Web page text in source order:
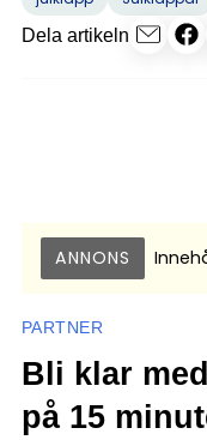
Dela artikeln
ANNONS
PARTNER
Bli klar
på 15